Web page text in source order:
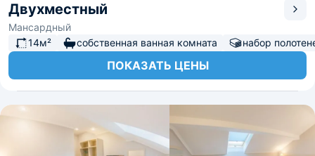
Двухместный
Мансардный
14м²
собственная ванная комната набор
ПОКАЗАТЬ ЦЕНЫ